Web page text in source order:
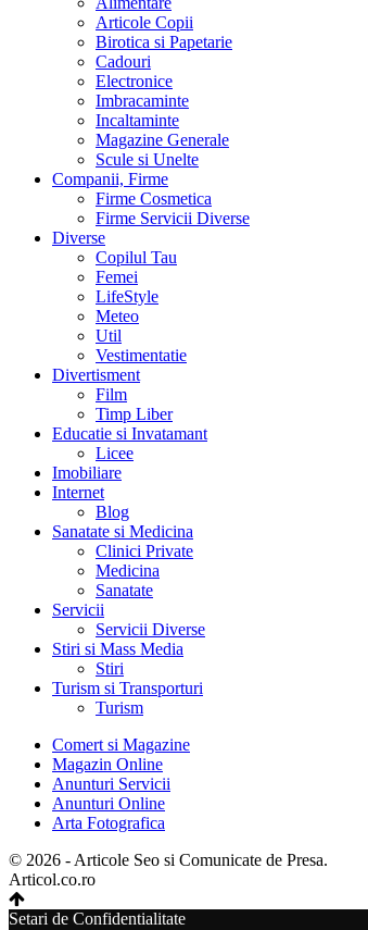
Articole Copii
Birotica si Papetarie
Cadouri
Electronice
Imbracaminte
Incaltaminte
Magazine Generale
Scule si Unelte
Companii, Firme
Firme Cosmetica
Firme Servicii Diverse
Diverse
Copilul Tau
Femei
LifeStyle
Meteo
Util
Vestimentatie
Divertisment
Film
Timp Liber
Educatie si Invatamant
Licee
Imobiliare
Internet
Blog
Sanatate si Medicina
Clinici Private
Medicina
Sanatate
Servicii
Servicii Diverse
Stiri si Mass Media
Stiri
Turism si Transporturi
Turism
Comert si Magazine
Magazin Online
Anunturi Servicii
Anunturi Online
Arta Fotografica
© 2026 - Articole Seo si Comunicate de Presa.
Articol.co.ro
Setari de Confidentialitate